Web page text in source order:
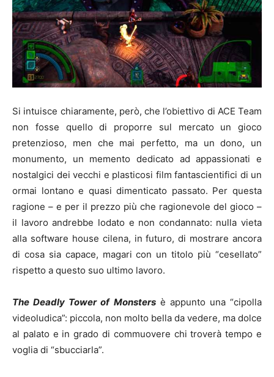
Si intuisce chiaramente, però, che l’obiettivo di ACE Team
non fosse quello di proporre sul mercato un gioco
pretenzioso, men che mai perfetto, ma un dono, un
monumento, un memento dedicato ad appassionati e
nostalgici dei vecchi e plasticosi film fantascientifici di un
ormai lontano e quasi dimenticato passato. Per questa
ragione – e per il prezzo più che ragionevole del gioco –
il lavoro andrebbe lodato e non condannato: nulla vieta
alla software house cilena, in futuro, di mostrare ancora
di cosa sia capace, magari con un titolo più “cesellato”
rispetto a questo suo ultimo lavoro.
The Deadly Tower of Monstersè appunto una “cipolla
videoludica”: piccola, non molto bella da vedere, ma dolce
al palato e in grado di commuovere chi troverà tempo e
voglia di “sbucciarla”.